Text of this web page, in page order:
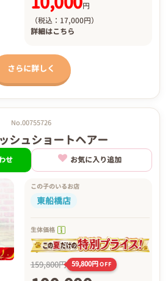
円
（税込：17,000円）
詳細はこちら
さらに詳しく
No.00755726
シュショートヘアー
せ お気に入り追加
この子のいるお店
東船橋店
生体価格
159,800円 59,800円OFF